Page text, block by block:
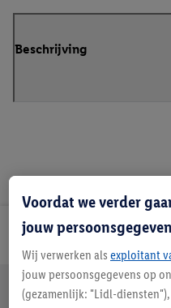
Beschrijving
Jouw voordelen bij ons als
Gratis retourneren
Voordat we verder
jouw
Wij verwerken als exploitant
jouw persoonsgegevens op
(gezamenlijk: "Lidl-